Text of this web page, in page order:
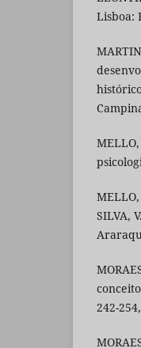
Lisboa:
SILVA,
242-